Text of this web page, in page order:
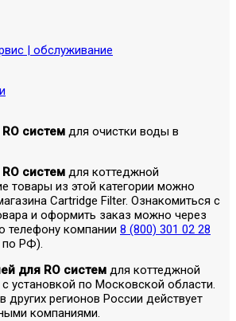
| обслуживание
систем для очистки воды в
систем для коттеджной
товары из этой категории можно
Cartridge Filter. Ознакомиться с
и оформить заказ можно через
телефону компании 8 (800) 301 02 28
по РФ).
для RO систем для коттеджной
установкой по Московской области.
других регионов России действует
компаниями.